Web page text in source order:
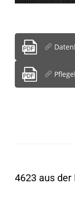
4623 aus der